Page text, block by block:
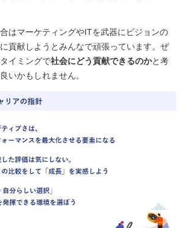
はマーケティングやITを武器にビジョンの
貢献しようとみんなで頑張っています。ぜ
イミングで社会にどう貢献できるのかと考
いかもしれません。